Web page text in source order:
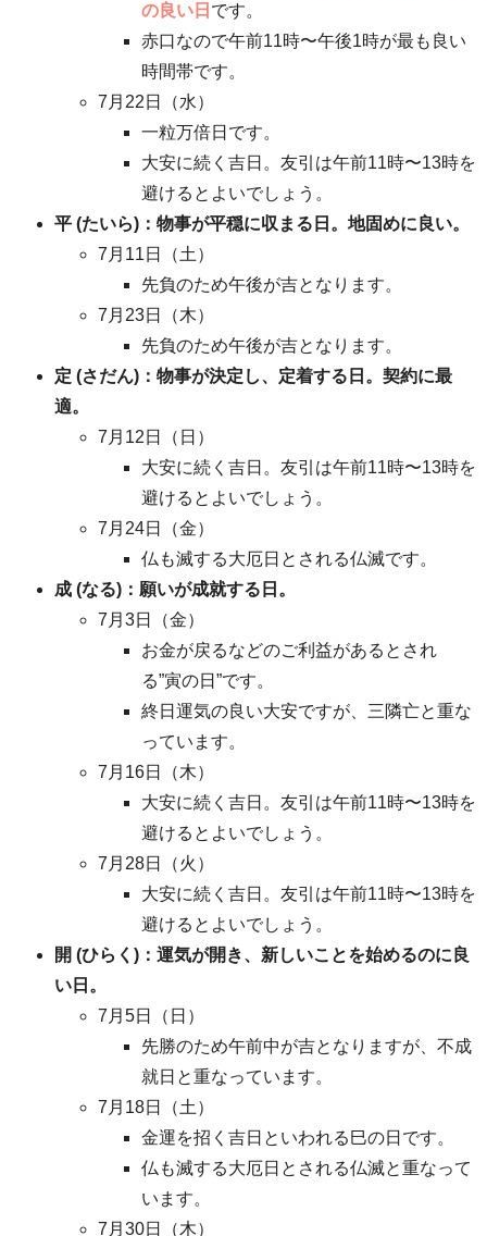
の良い日 です。
赤口なので午前11時〜午後1時が最も良い
時間帯です。
7月22日（水）
一粒万倍日です。
大安に続く吉日。友引は午前11時〜13時を
避けるとよいでしょう。
平 (たいら)：物事が平穏に収まる日。地固めに良い。
7月11日（土）
先負のため午後が吉となります。
7月23日（木）
先負のため午後が吉となります。
定 (さだん)：物事が決定し、定着する日。契約に最
適。
7月12日（日）
大安に続く吉日。友引は午前11時〜13時を
避けるとよいでしょう。
7月24日（金）
仏も滅する大厄日とされる仏滅です。
成 (なる)：願いが成就する日。
7月3日（金）
お金が戻るなどのご利益があるとされ
る”寅の日”です。
終日運気の良い大安ですが、三隣亡と重な
っています。
7月16日（木）
大安に続く吉日。友引は午前11時〜13時を
避けるとよいでしょう。
7月28日（火）
大安に続く吉日。友引は午前11時〜13時を
避けるとよいでしょう。
開 (ひらく)：運気が開き、新しいことを始めるのに良
い日。
7月5日（日）
先勝のため午前中が吉となりますが、不成
就日と重なっています。
7月18日（土）
金運を招く吉日といわれる巳の日です。
仏も滅する大厄日とされる仏滅と重なって
います。
7月30日（木）